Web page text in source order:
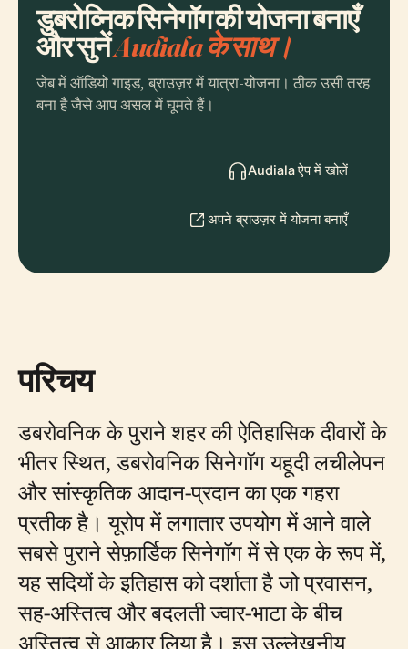
डुबरोव्निक सिनेगॉग की योजना बनाएँ
और सुनेंAudiala के साथ।
जेब में ऑडियो गाइड, ब्राउज़र में यात्रा-योजना। ठीक उसी तरह
बना है जैसे आप असल में घूमते हैं।
Audiala ऐप में खोलें
अपने ब्राउज़र में योजना बनाएँ
परिचय
डबरोवनिक के पुराने शहर की ऐतिहासिक दीवारों के
भीतर स्थित, डबरोवनिक सिनेगॉग यहूदी लचीलेपन
और सांस्कृतिक आदान-प्रदान का एक गहरा
प्रतीक है। यूरोप में लगातार उपयोग में आने वाले
सबसे पुराने सेफ़ार्डिक सिनेगॉग में से एक के रूप में,
यह सदियों के इतिहास को दर्शाता है जो प्रवासन,
सह-अस्तित्व और बदलती ज्वार-भाटा के बीच
अस्तित्व से आकार लिया है। इस उल्लेखनीय